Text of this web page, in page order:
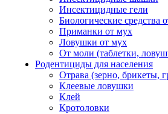
Инсектицидные гели
Биологические средства
Приманки от мух
Ловушки от мух
От моли (таблетки,
Родентициды для населения
Отрава (зерно, брикеты,
Клеевые ловушки
Клей
Кротоловки